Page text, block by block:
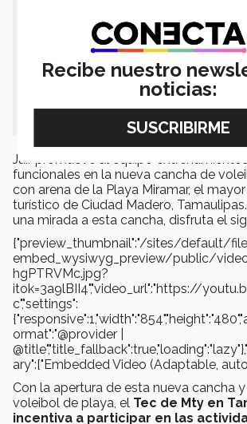
mucha disciplina y entrega a
estudios y en lo
Jair el entrenador del
voleibol para CONECTA.
Jair promueve al equipo entrenamientos
funcionales en la nueva cancha de
con arena de la Playa Miramar, el
turístico de Ciudad Madero,
una mirada a esta cancha, disfruta el
{"preview_thumbnail":"/sites/default/
embed_wysiwyg_preview/public/
hgPTRVMc.jpg?
itok=3a9lBII4","video_url":"https://
c","settings":
ormat":"@provider |
ary":["Embedded Video (Adaptable,
Con la apertura de esta nueva cancha
voleibol de playa, el Tec de Mty en
incentiva a participar en las
Recibe nuestro
noticias: